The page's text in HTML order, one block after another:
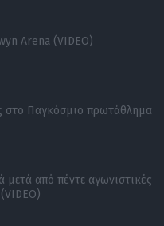
Arena (VIDEO)
στο Παγκόσμιο πρωτάθλημα
από πέντε αγωνιστικές